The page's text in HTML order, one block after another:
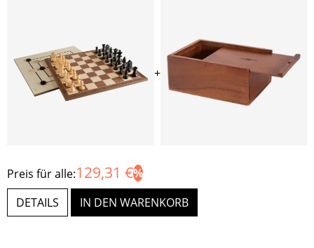
+
Preis für alle:129,31 €
DETAILS IN DEN WARENKORB